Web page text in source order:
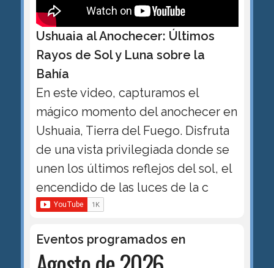
Ushuaia al Anochecer: Últimos
Rayos de Sol y Luna sobre la
Bahía
En este video, capturamos el
mágico momento del anochecer en
Ushuaia, Tierra del Fuego. Disfruta
de una vista privilegiada donde se
unen los últimos reflejos del sol, el
encendido de las luces de la c
Eventos programados en